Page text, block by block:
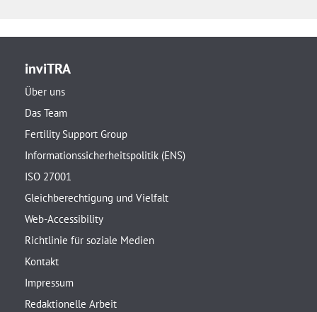
inviTRA
Über uns
Das Team
Fertility Support Group
Informationssicherheitspolitik (ENS)
ISO 27001
Gleichberechtigung und Vielfalt
Web-Accessibility
Richtlinie für soziale Medien
Kontakt
Impressum
Redaktionelle Arbeit